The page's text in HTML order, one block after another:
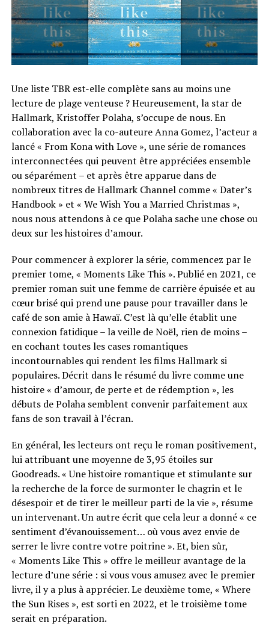
Une liste TBR est-elle complète sans au moins une
lecture de plage venteuse ? Heureusement, la star de
Hallmark, Kristoffer Polaha, s’occupe de nous. En
collaboration avec la co-auteure Anna Gomez, l’acteur a
lancé « From Kona with Love », une série de romances
interconnectées qui peuvent être appréciées ensemble
ou séparément – et après être apparue dans de
nombreux titres de Hallmark Channel comme « Dater’s
Handbook » et « We Wish You a Married Christmas »,
nous nous attendons à ce que Polaha sache une chose ou
deux sur les histoires d’amour.
Pour commencer à explorer la série, commencez par le
premier tome, « Moments Like This ». Publié en 2021, ce
premier roman suit une femme de carrière épuisée et au
cœur brisé qui prend une pause pour travailler dans le
café de son amie à Hawaï. C’est là qu’elle établit une
connexion fatidique – la veille de Noël, rien de moins –
en cochant toutes les cases romantiques
incontournables qui rendent les films Hallmark si
populaires. Décrit dans le résumé du livre comme une
histoire « d’amour, de perte et de rédemption », les
débuts de Polaha semblent convenir parfaitement aux
fans de son travail à l’écran.
En général, les lecteurs ont reçu le roman positivement,
lui attribuant une moyenne de 3,95 étoiles sur
Goodreads. « Une histoire romantique et stimulante sur
la recherche de la force de surmonter le chagrin et le
désespoir et de tirer le meilleur parti de la vie », résume
un intervenant. Un autre écrit que cela leur a donné « ce
sentiment d’évanouissement… où vous avez envie de
serrer le livre contre votre poitrine ». Et, bien sûr,
« Moments Like This » offre le meilleur avantage de la
lecture d’une série : si vous vous amusez avec le premier
livre, il y a plus à apprécier. Le deuxième tome, « Where
the Sun Rises », est sorti en 2022, et le troisième tome
serait en préparation.